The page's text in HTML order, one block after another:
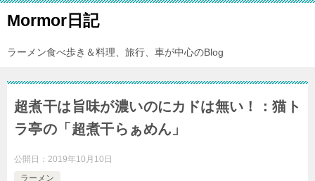
Mormor日記
ラーメン食べ歩き＆料理、旅行、車が中心のBlog
超煮干は旨味が濃いのにカドは無い！：猫ト
ラ亭の「超煮干らぁめん」
公開日： 2019年10月10日
ラーメン